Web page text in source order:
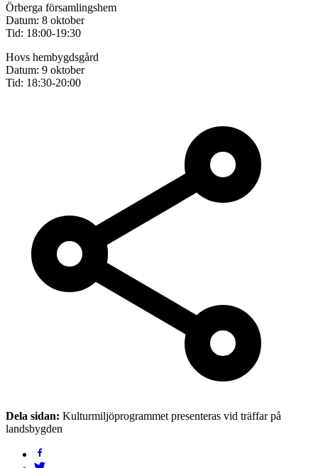
Örberga församlingshem
Datum: 8 oktober
Tid: 18:00-19:30
Hovs hembygdsgård
Datum: 9 oktober
Tid: 18:30-20:00
Dela sidan: Kulturmiljöprogrammet presenteras vid träffar på
landsbygden